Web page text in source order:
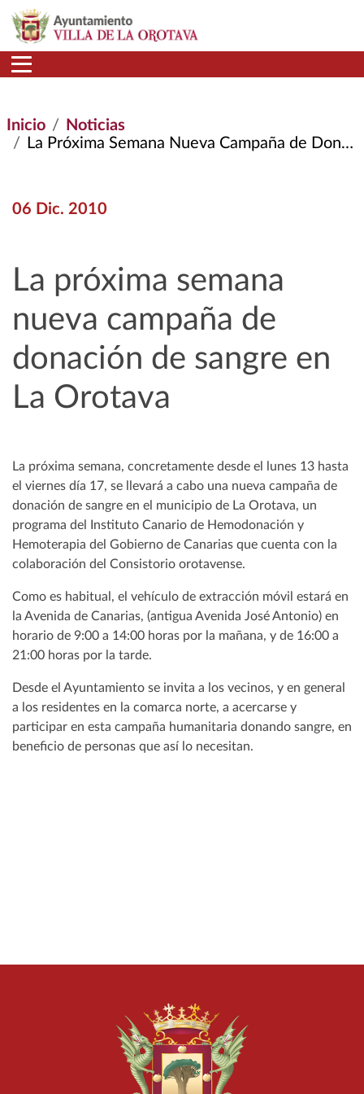
Pasar al contenido principal
Inicio
Noticias
La Próxima Semana Nueva Campaña de Donación de Sangre En La Orotava
06 Dic. 2010
La próxima semana
nueva campaña de
donación de sangre en
La Orotava
La próxima semana, concretamente desde el lunes 13 hasta
el viernes día 17, se llevará a cabo una nueva campaña de
donación de sangre en el municipio de La Orotava, un
programa del Instituto Canario de Hemodonación y
Hemoterapia del Gobierno de Canarias que cuenta con la
colaboración del Consistorio orotavense.
Como es habitual, el vehículo de extracción móvil estará en
la Avenida de Canarias, (antigua Avenida José Antonio) en
horario de 9:00 a 14:00 horas por la mañana, y de 16:00 a
21:00 horas por la tarde.
Desde el Ayuntamiento se invita a los vecinos, y en general
a los residentes en la comarca norte, a acercarse y
participar en esta campaña humanitaria donando sangre, en
beneficio de personas que así lo necesitan.